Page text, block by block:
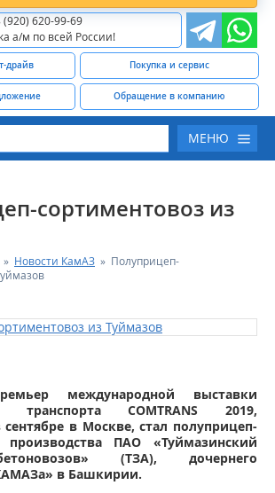
(920) 620-99-69
а/м по всей России!
драйв Покупка и сервис
Обращение в компанию
МЕНЮ
сортиментовоз из
» Новости КамАЗ » Полуприцеп-
международной выставки
транспорта COMTRANS 2019,
в Москве, стал полуприцеп-
производства ПАО «Туймазинский
(ТЗА), дочернего
в Башкирии.